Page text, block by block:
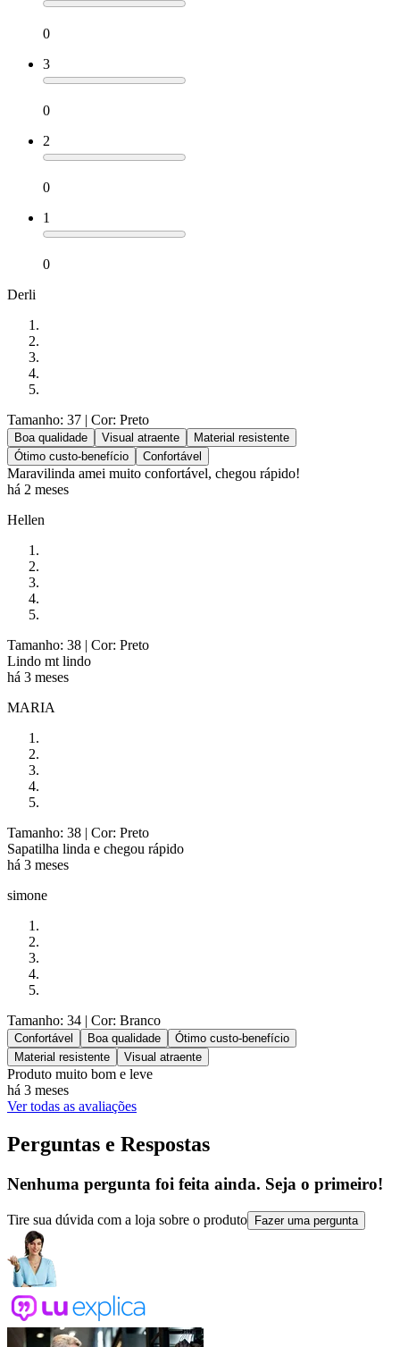
0
3
0
2
0
1
0
Derli
Tamanho: 37 | Cor: Preto
Boa qualidade Visual atraente
Material resistente
Ótimo custo-benefício
Confortável
Maravilinda amei muito confortável, chegou rápido!
há 2 meses
Hellen
Tamanho: 38 | Cor: Preto
Lindo mt lindo
há 3 meses
MARIA
Tamanho: 38 | Cor: Preto
Sapatilha linda e chegou rápido
há 3 meses
simone
Tamanho: 34 | Cor: Branco
Confortável Boa qualidade
Ótimo custo-benefício
Material resistente
Visual atraente
Produto muito bom e leve
há 3 meses
Ver todas as avaliações
Perguntas e Respostas
Nenhuma pergunta foi feita ainda. Seja o primeiro!
Tire sua dúvida com a loja sobre o produto Fazer uma pergunta